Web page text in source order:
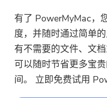
有了 PowerMyMac，
度，并随时通过简单
有不需要的文件、文
可以随时节省更多宝
间。 立即免费试用